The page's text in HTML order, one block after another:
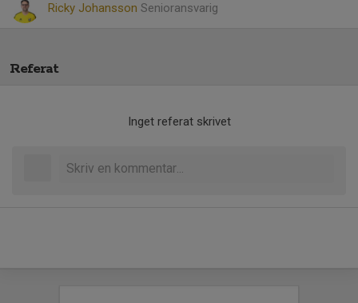
Ricky Johansson Senioransvarig
Referat
Inget referat skrivet